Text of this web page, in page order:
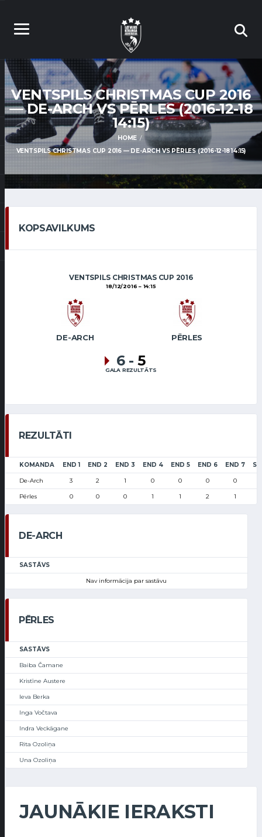
VENTSPILS CHRISTMAS CUP 2016
— DE-ARCH VS PĒRLES (2016-12-18
14:15)
HOME
VENTSPILS CHRISTMAS CUP 2016 — DE-ARCH VS PĒRLES (2016-12-18 14:15)
KOPSAVILKUMS
VENTSPILS CHRISTMAS CUP 2016
18/12/2016 14:15
DE-ARCH PĒRLES
6 - 5
GALA REZULTĀTS
REZULTĀTI
KOMANDA END 1 END 2 END 3 END 4 END 5 END 6 END 7
De-Arch 3 2 1 0 0 0 0
Pērles 0 0 0 1 1 2 1
DE-ARCH
SASTĀVS
Nav informācija par sastāvu
PĒRLES
SASTĀVS
Baiba Čamane
Kristīne Austere
Ieva Berka
Inga Vočtava
Indra Veckāgane
Rita Ozoliņa
Una Ozoliņa
JAUNĀKIE IERAKSTI